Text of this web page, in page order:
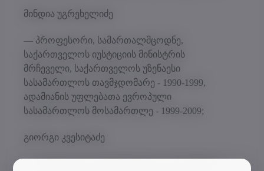
მინდია უგრეხელიძე
— პროფესორი, სამართალმცოდნე,
საქართველოს იუსტიციის მინისტრის
მრჩეველი, საქართველოს უზენაესი
სასამართლოს თავმჯდომარე - 1990-1999,
ადამიანის უფლებათა ევროპული
სასამართლოს მოსამართლე - 1999-2009;
გიორგი კვესიტაძე